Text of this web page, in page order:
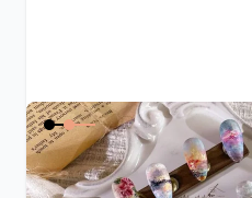
油畫刮刀與美感培